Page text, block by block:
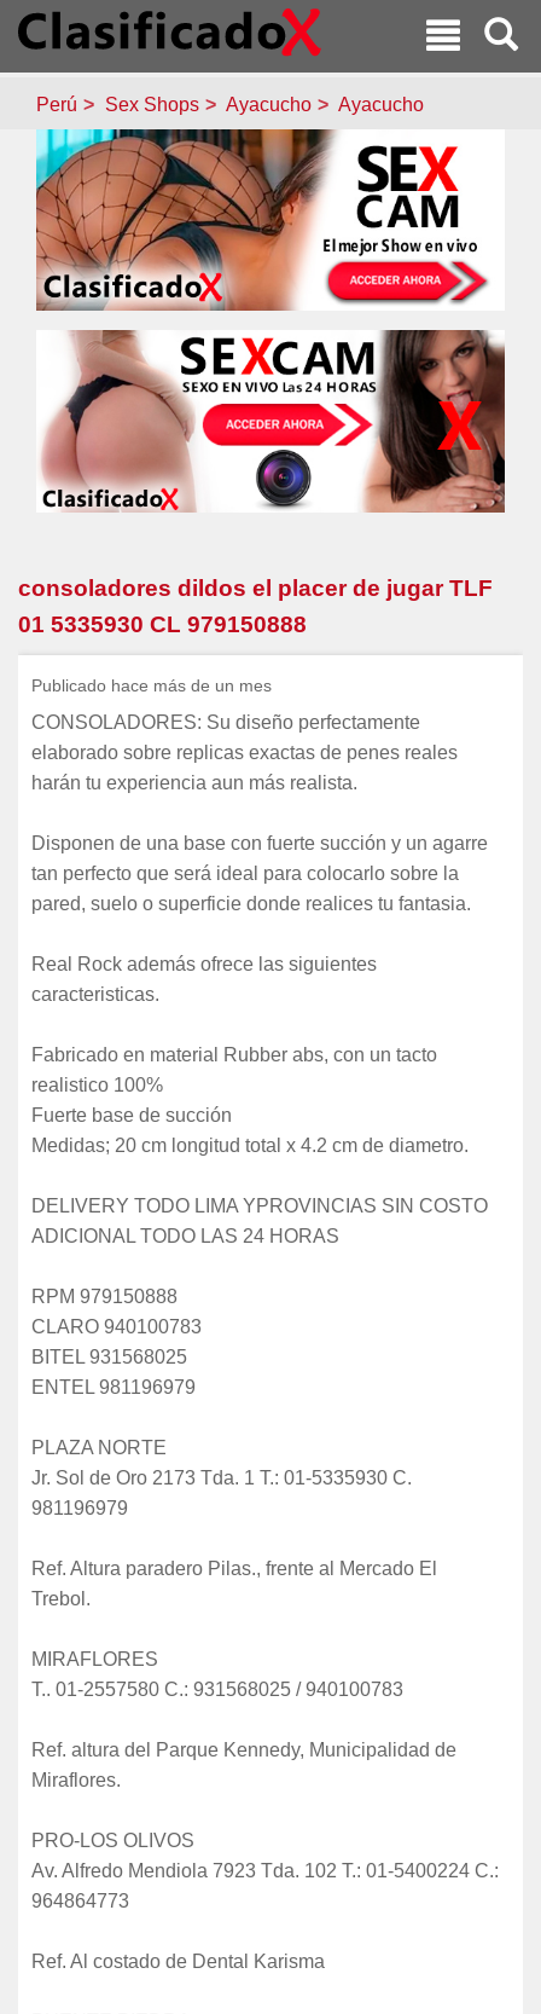
Perú Sex Shops Ayacucho Ayacucho
consoladores dildos el placer de jugar TLF
01 5335930 CL 979150888
Publicado hace más de un mes
CONSOLADORES: Su diseño perfectamente
elaborado sobre replicas exactas de penes reales
harán tu experiencia aun más realista.
Disponen de una base con fuerte succión y un agarre
tan perfecto que será ideal para colocarlo sobre la
pared, suelo o superficie donde realices tu fantasia.
Real Rock además ofrece las siguientes
caracteristicas.
Fabricado en material Rubber abs, con un tacto
realistico 100%
Fuerte base de succión
Medidas; 20 cm longitud total x 4.2 cm de diametro.
DELIVERY TODO LIMA YPROVINCIAS SIN COSTO
ADICIONAL TODO LAS 24 HORAS
RPM 979150888
CLARO 940100783
BITEL 931568025
ENTEL 981196979
PLAZA NORTE
Jr. Sol de Oro 2173 Tda. 1 T.: 01-5335930 C.
981196979
Ref. Altura paradero Pilas., frente al Mercado El
Trebol.
MIRAFLORES
T.. 01-2557580 C.: 931568025 / 940100783
Ref. altura del Parque Kennedy, Municipalidad de
Miraflores.
PRO-LOS OLIVOS
Av. Alfredo Mendiola 7923 Tda. 102 T.: 01-5400224 C.:
964864773
Ref. Al costado de Dental Karisma